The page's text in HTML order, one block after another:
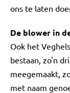
ons te laten
De blower in
Ook het
bestaan, zo'n
meegemaakt,
met naam